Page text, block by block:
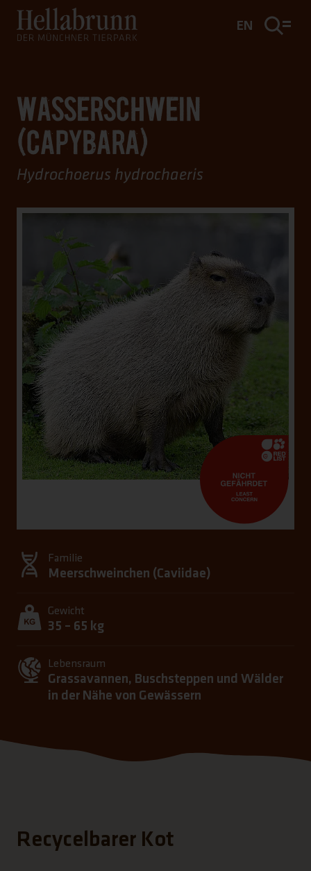
Hauptinhalt
Fußbereich
EN
WASSERSCHWEIN
(CAPYBARA)
Hydrochoerus hydrochaeris
Familie
Meerschweinchen (Caviidae)
Gewicht
35 – 65 kg
Lebensraum
Grassavannen, Buschsteppen und Wälder
in der Nähe von Gewässern
Recycelbarer Kot